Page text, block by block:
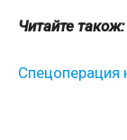
Читайте також:
Спецоперация